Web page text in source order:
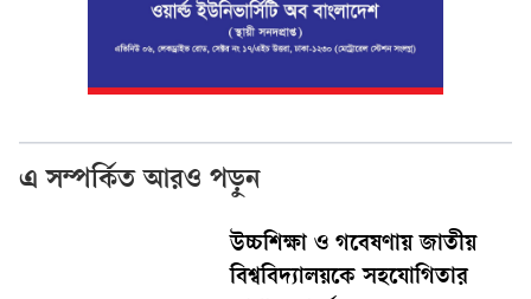
এ সম্পর্কিত আরও পড়ুন
উচ্চশিক্ষা ও গবেষণায় জাতীয়
বিশ্ববিদ্যালয়কে সহযোগিতার